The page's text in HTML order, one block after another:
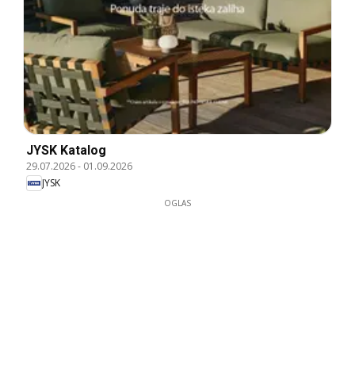
JYSK Katalog
29.07.2026- 01.09.2026
JYSK
OGLAS